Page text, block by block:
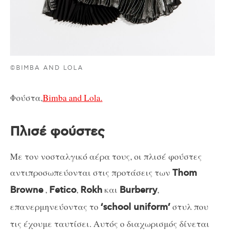
©BIMBA AND LOLA
Φούστα,Bimba and Lola.
Πλισέ φούστες
Με τον νοσταλγικό αέρα τους, οι πλισέ φούστες
αντιπροσωπεύονται στις προτάσεις των Thom
Browne, Fetico, Rokhκαι Burberry,
επανερμηνεύοντας το ‘school uniform’στυλ που
τις έχουμε ταυτίσει. Αυτός ο διαχωρισμός δίνεται